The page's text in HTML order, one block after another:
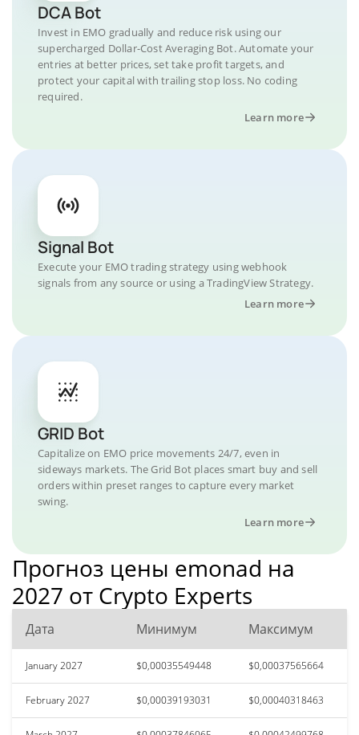
DCA Bot
Invest in EMO gradually and reduce risk using our
supercharged Dollar-Cost Averaging Bot. Automate your
entries at better prices, set take profit targets, and
protect your capital with trailing stop loss. No coding
required.
Learn more
Signal Bot
Execute your EMO trading strategy using webhook
signals from any source or using a TradingView Strategy.
Learn more
GRID Bot
Capitalize on EMO price movements 24/7, even in
sideways markets. The Grid Bot places smart buy and sell
orders within preset ranges to capture every market
swing.
Learn more
Прогноз цены emonad на
2027 от Crypto Experts
Дата Минимум Максимум
January 2027 $0,00035549448 $0,00037565664
February 2027 $0,00039193031 $0,00040318463